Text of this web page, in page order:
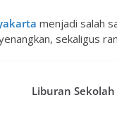
menjadi salah
sekaligus
Liburan